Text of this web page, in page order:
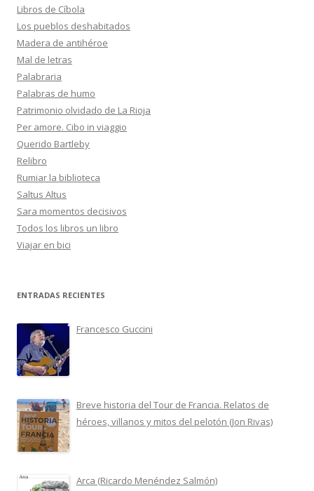
Libros de Cíbola
Los pueblos deshabitados
Madera de antihéroe
Mal de letras
Palabraria
Palabras de humo
Patrimonio olvidado de La Rioja
Per amore. Cibo in viaggio
Querido Bartleby
Relibro
Rumiar la biblioteca
Saltus Altus
Sara momentos decisivos
Todos los libros un libro
Viajar en bici
ENTRADAS RECIENTES
Francesco Guccini
Breve historia del Tour de Francia. Relatos de
héroes, villanos y mitos del pelotón (Jon Rivas)
Arca (Ricardo Menéndez Salmón)